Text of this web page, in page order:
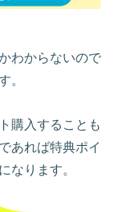
わからないので
。
購入することも
あれば特典ポイ
なります。